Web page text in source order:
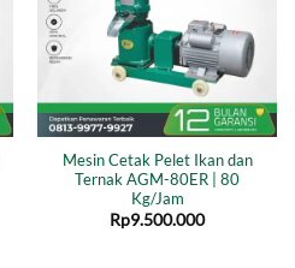
Mesin Cetak Pelet Ikan dan
Ternak AGM-80ER | 80
Kg/Jam
Rp9.500.000